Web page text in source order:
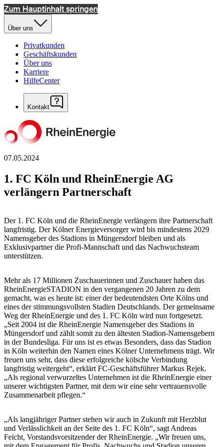
Zum Hauptinhalt springen
Über uns
Privatkunden
Geschäftskunden
Über uns
Karriere
HilfeCenter
Kontakt
07.05.2024
1. FC Köln und RheinEnergie AG
verlängern Partnerschaft
Der 1. FC Köln und die RheinEnergie verlängern ihre Partnerschaft
langfristig. Der Kölner Energieversorger wird bis mindestens 2029
Namensgeber des Stadions in Müngersdorf bleiben und als
Exklusivpartner die Profi-Mannschaft und das Nachwuchsteam
unterstützen.
Mehr als 17 Millionen Zuschauerinnen und Zuschauer haben das
RheinEnergieSTADION in den vergangenen 20 Jahren zu dem
gemacht, was es heute ist: einer der bedeutendsten Orte Kölns und
eines der stimmungsvollsten Stadien Deutschlands. Der gemeinsame
Weg der RheinEnergie und des 1. FC Köln wird nun fortgesetzt.
„Seit 2004 ist die RheinEnergie Namensgeber des Stadions in
Müngersdorf und zählt somit zu den ältesten Stadion-Namensgebern
in der Bundesliga. Für uns ist es etwas Besonders, dass das Stadion
in Köln weiterhin den Namen eines Kölner Unternehmens trägt. Wir
freuen uns sehr, dass diese erfolgreiche kölsche Verbindung
langfristig weitergeht“, erklärt FC-Geschäftsführer Markus Rejek.
„Als regional verwurzeltes Unternehmen ist die RheinEnergie einer
unserer wichtigsten Partner, mit dem wir eine sehr vertrauensvolle
Zusammenarbeit pflegen.“
„Als langjähriger Partner stehen wir auch in Zukunft mit Herzblut
und Verlässlichkeit an der Seite des 1. FC Köln“, sagt Andreas
Feicht, Vorstandsvorsitzender der RheinEnergie. „Wir freuen uns,